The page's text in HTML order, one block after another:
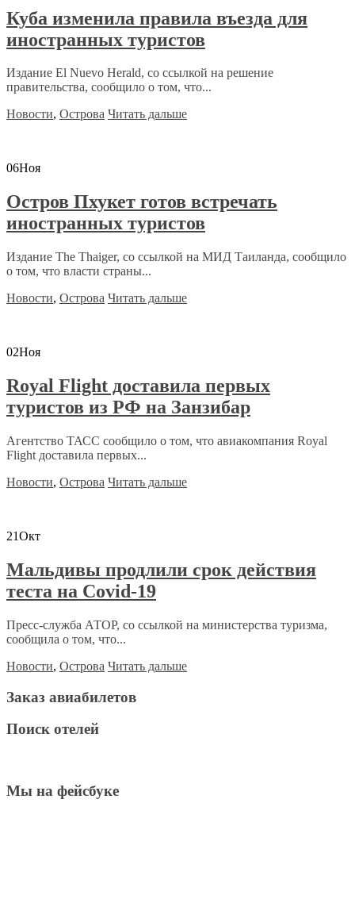
Куба изменила правила въезда для
иностранных туристов
Издание El Nuevo Herald, со ссылкой на решение
правительства, сообщило о том, что...
Новости, Острова Читать дальше
06Ноя
Остров Пхукет готов встречать
иностранных туристов
Издание The Thaiger, со ссылкой на МИД Таиланда, сообщило
о том, что власти страны...
Новости, Острова Читать дальше
02Ноя
Royal Flight доставила первых
туристов из РФ на Занзибар
Агентство ТАСС сообщило о том, что авиакомпания Royal
Flight доставила первых...
Новости, Острова Читать дальше
21Окт
Мальдивы продлили срок действия
теста на Covid-19
Пресс-служба АТОР, со ссылкой на министерства туризма,
сообщила о том, что...
Новости, Острова Читать дальше
Заказ авиабилетов
Поиск отелей
Мы на фейсбуке